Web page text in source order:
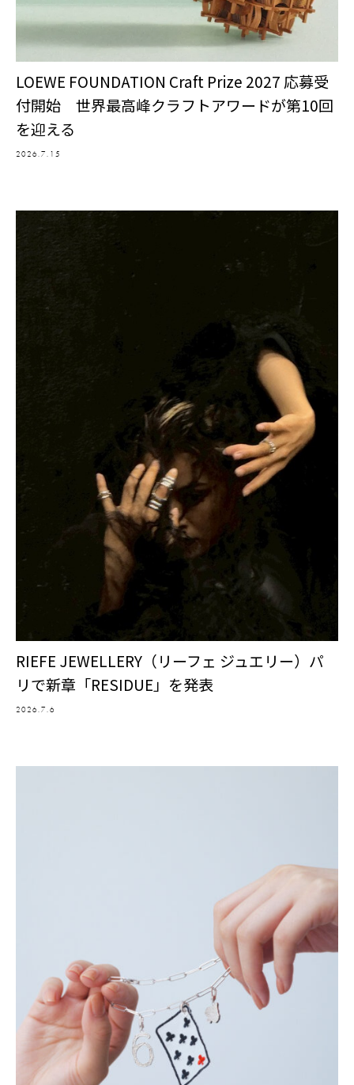
LOEWE FOUNDATION Craft Prize 2027 応募受
付開始 世界最高峰クラフトアワードが第10回
を迎える
2026.7.15
RIEFE JEWELLERY（リーフェ ジュエリー）パ
リで新章「RESIDUE」を発表
2026.7.6